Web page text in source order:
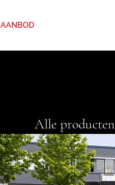
AANBOD
Alle producten